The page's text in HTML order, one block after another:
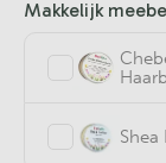
Makkelijk